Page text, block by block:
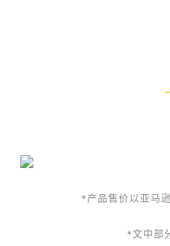
*产品售价以亚马
*文中部